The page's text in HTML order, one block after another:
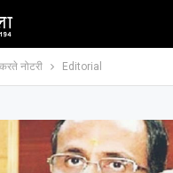
नोटरी Editorial